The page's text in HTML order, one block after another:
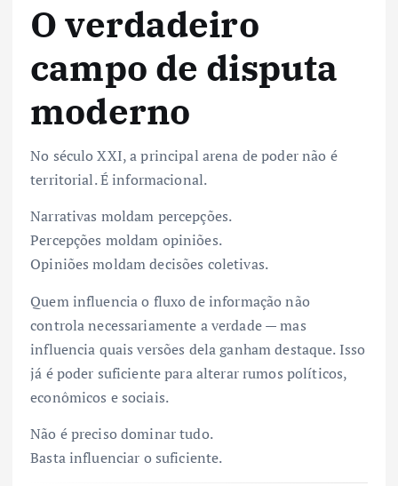
O verdadeiro
campo de disputa
moderno
No século XXI, a principal arena de poder não é
territorial. É informacional.
Narrativas moldam percepções.
Percepções moldam opiniões.
Opiniões moldam decisões coletivas.
Quem influencia o fluxo de informação não
controla necessariamente a verdade — mas
influencia quais versões dela ganham destaque. Isso
já é poder suficiente para alterar rumos políticos,
econômicos e sociais.
Não é preciso dominar tudo.
Basta influenciar o suficiente.